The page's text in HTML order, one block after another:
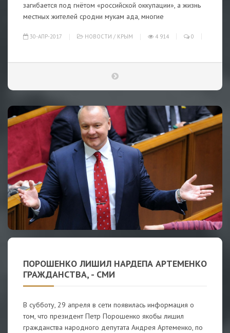
загибается под гнётом «российской оккупации», а жизнь
местных жителей сродни мукам ада, многие
30-АПР-2017 НОВОСТИ / КРЫМ 4 914 0
ПОРОШЕНКО ЛИШИЛ НАРДЕПА АРТЕМЕНКО
ГРАЖДАНСТВА, - СМИ
В субботу, 29 апреля в сети появилась информация о
том, что президент Петр Порошенко якобы лишил
гражданства народного депутата Андрея Артеменко, по